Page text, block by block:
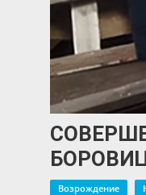
Возрождение